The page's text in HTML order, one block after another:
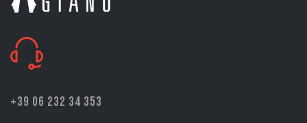
+39 06 232 34 353